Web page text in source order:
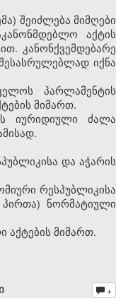
შეიძლება მიმღები
აქტის
კანონქვემდებარე
იქნა
პარლამენტის
მიმართ.
იურიდიული ძალა
და აჭარის
რესპუბლიკისა
ნორმატიული
აქტების მიმართ.
+